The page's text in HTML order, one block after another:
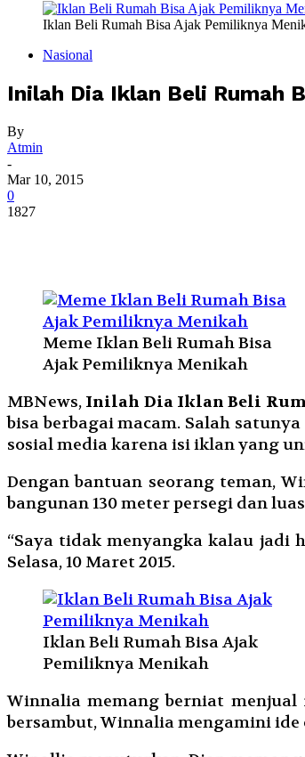
Iklan Beli Rumah Bisa Ajak Pemiliknya
Nasional
Inilah Dia Iklan Beli Rumah
By
Atmin
-
Mar 10, 2015
0
1827
Meme Iklan Beli Rumah Bisa
Ajak Pemiliknya Menikah
MBNews, Inilah Dia Iklan Beli
bisa berbagai macam. Salah
sosial media karena isi iklan yang
Dengan bantuan seorang teman,
bangunan 130 meter persegi dan
“Saya tidak menyangka kalau jadi
Selasa, 10 Maret 2015.
Iklan Beli Rumah Bisa Ajak
Pemiliknya Menikah
Winnalia memang berniat
bersambut, Winnalia mengamini